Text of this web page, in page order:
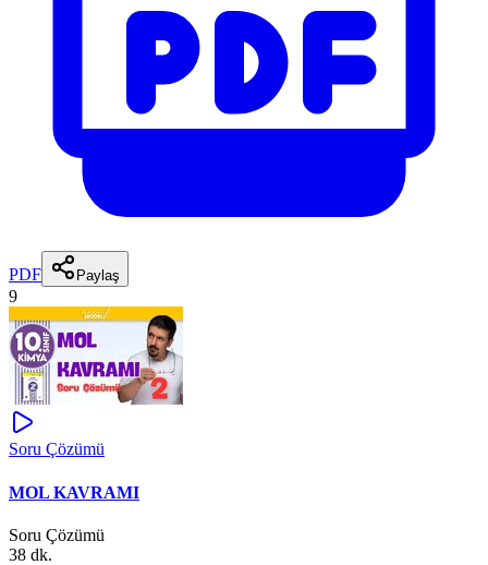
PDF Paylaş
9
Soru Çözümü
MOL KAVRAMI
Soru Çözümü
38 dk.